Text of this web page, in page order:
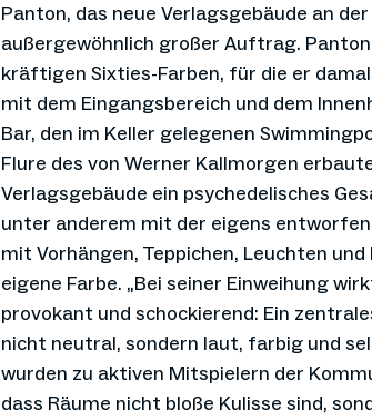
Panton, das neue Verlagsgebäude an
außergewöhnlich großer Auftrag.
kräftigen Sixties-Farben, für die er
mit dem Eingangsbereich und dem
Bar, den im Keller gelegenen
Flure des von Werner Kallmorgen
Verlagsgebäude ein psychedelisches
unter anderem mit der eigens
mit Vorhängen, Teppichen, Leuchten
eigene Farbe. „Bei seiner Einweihung
provokant und schockierend: Ein
nicht neutral, sondern laut, farbig und
wurden zu aktiven Mitspielern der
dass Räume nicht bloße Kulisse sind,